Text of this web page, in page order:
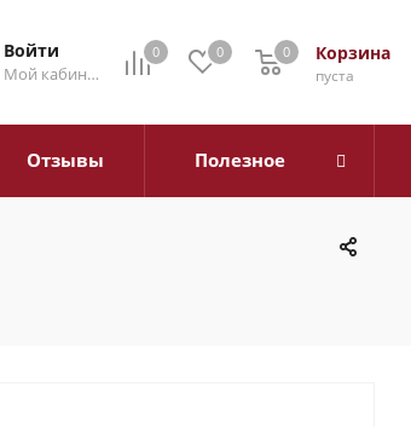
0 0 Корзина
0
пуста
0
Войти
Мой кабинет
Отзывы Полезное